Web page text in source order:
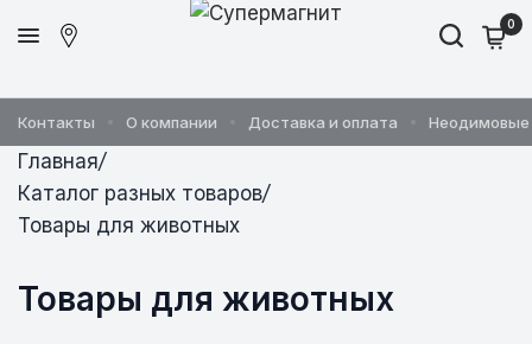
0
Контакты О компании Доставка и оплата
Главная/
Каталог разных товаров/
Товары для животных
Товары для животных